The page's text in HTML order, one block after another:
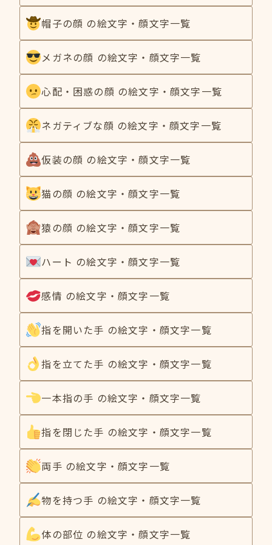
帽子の顔 の絵文字・顔文字一覧
メガネの顔 の絵文字・顔文字一覧
心配・困惑の顔 の絵文字・顔文字一覧
ネガティブな顔 の絵文字・顔文字一覧
仮装の顔 の絵文字・顔文字一覧
猫の顔 の絵文字・顔文字一覧
猿の顔 の絵文字・顔文字一覧
ハート の絵文字・顔文字一覧
感情 の絵文字・顔文字一覧
指を開いた手 の絵文字・顔文字一覧
指を立てた手 の絵文字・顔文字一覧
一本指の手 の絵文字・顔文字一覧
指を閉じた手 の絵文字・顔文字一覧
両手 の絵文字・顔文字一覧
物を持つ手 の絵文字・顔文字一覧
体の部位 の絵文字・顔文字一覧